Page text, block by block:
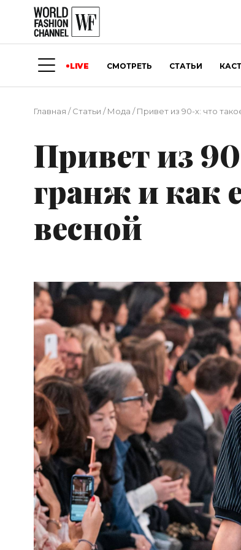
LIVE СМОТРЕТЬ СТАТЬИ
Главная /Статьи /Мода /Привет из 90-х: что
Привет из
гранж и как
весной